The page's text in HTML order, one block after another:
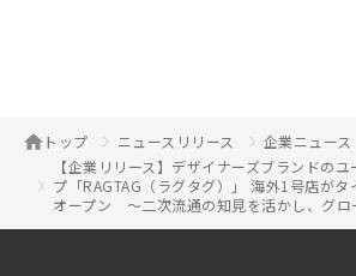
トップ ニュースリリース 企業ニュース
【企業リリース】デザイナーズブランドの
プ「RAGTAG（ラグタグ）」 海外1号店が
オープン ～二次流通の知見を活かし、グロ